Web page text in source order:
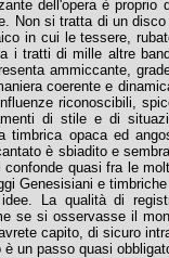
dell'opera è
Non si tratta di un
in cui le tessere,
i tratti di mille altre
ammiccante,
coerente e
riconoscibili,
di stile e di
opaca ed
è sbiadito e
quasi fra le
Genesisiani e
La qualità di
se si osservasse il
capito, di sicuro
un passo quasi